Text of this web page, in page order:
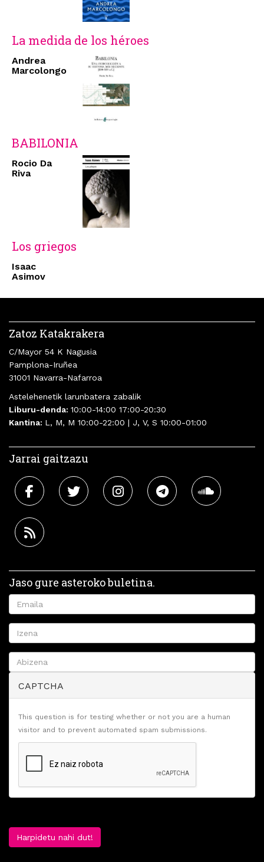
La medida de los héroes
Andrea
Marcolongo
BABILONIA
Rocio Da
Riva
Los griegos
Isaac
Asimov
Zatoz Katakrakera
C/Mayor 54 K Nagusia
Pamplona-Iruñea
31001 Navarra-Nafarroa
Astelehenetik larunbatera zabalik
Liburu-denda: 10:00-14:00 17:00-20:30
Kantina: L, M, M 10:00-22:00 | J, V, S 10:00-01:00
Jarrai gaitzazu
Jaso gure asteroko buletina.
CAPTCHA
This question is for testing whether or not you are a human
visitor and to prevent automated spam submissions.
Harpidetu nahi dut!